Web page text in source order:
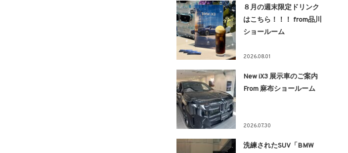
８月の週末限定ドリンク
はこちら！！！ from品川
ショールーム
2026.08.01
New iX3 展示車のご案内
From 麻布ショールーム
2026.07.30
洗練されたSUV「BMW